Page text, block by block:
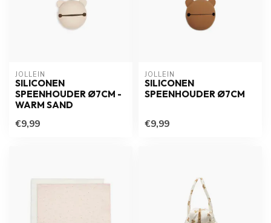
JOLLEIN
SILICONEN
SPEENHOUDER Ø7CM -
WARM SAND
€9,99
JOLLEIN
SILICONEN
SPEENHOUDER Ø7CM
€9,99